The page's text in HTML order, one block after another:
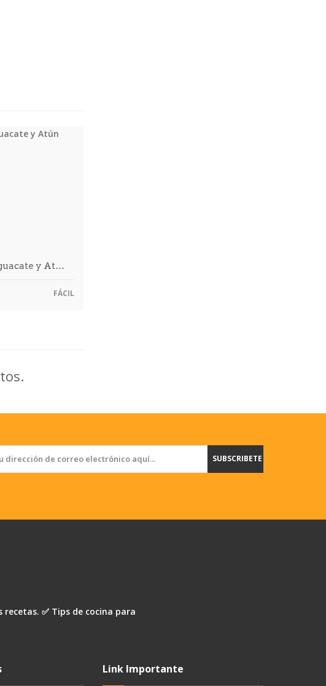
y At…
FÁCIL
SUBSCRIBETE
✅ Tips de cocina para
Link Importante